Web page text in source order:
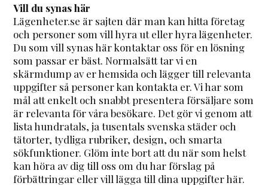
Vill du synas här
Lägenheter.se är sajten där man kan hitta företag
och personer som vill hyra ut eller hyra lägenheter.
Du som vill synas här kontaktar oss för en lösning
som passar er bäst. Normalsätt tar vi en
skärmdump av er hemsida och lägger till relevanta
uppgifter så personer kan kontakta er. Vi har som
mål att enkelt och snabbt presentera försäljare som
är relevanta för våra besökare. Det gör vi genom att
lista hundratals, ja tusentals svenska städer och
tätorter, tydliga rubriker, design, och smarta
sökfunktioner. Glöm inte bort att du när som helst
kan höra av dig till oss om du har förslag på
förbättringar eller vill lägga till dina uppgifter här.